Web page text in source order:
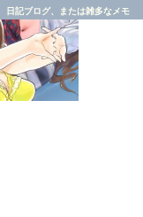
日記ブログ、または雑多なメモ